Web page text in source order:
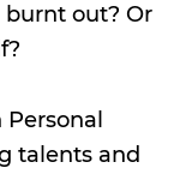
out? Or
talents and